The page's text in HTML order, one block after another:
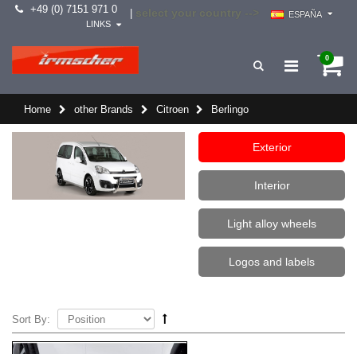
+49 (0) 7151 971 0
ESPAÑA
LINKS
0
Home other Brands Citroen Berlingo
Exterior
Interior
Light alloy wheels
Logos and labels
Sort By: